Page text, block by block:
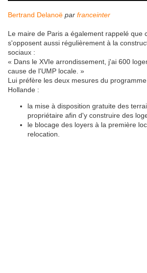
Bertrand Delanoë par franceinter
Le maire de Paris a également rappelé que
s'opposent aussi régulièrement à la
sociaux :
« Dans le XVIe arrondissement, j'ai 600
cause de l'UMP locale. »
Lui préfère les deux mesures du
Hollande :
la mise à disposition gratuite des
propriétaire afin d'y construire des
le blocage des loyers à la première
relocation.